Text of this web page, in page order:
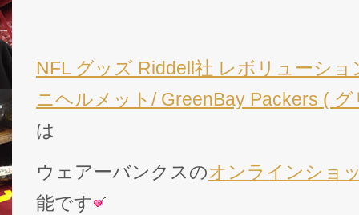
NFL グッズ Riddell社 レボリューシ
ニヘルメット/ GreenBay Packers (
は
ウェアーバンクスのオンラインショ
能です